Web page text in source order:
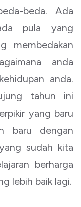
beda. Ada
pula yang
membedakan
anda
anda.
tahun ini
yang baru
baru dengan
sudah kita
berharga
lebih baik lagi.